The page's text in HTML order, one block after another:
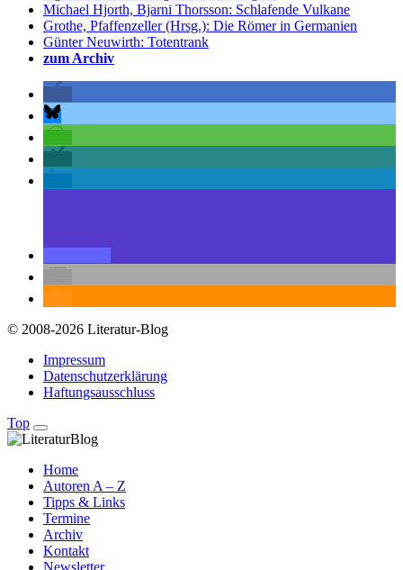
Michael Hjorth, Bjarni Thorsson: Schlafende Vulkane
Grothe, Pfaffenzeller (Hrsg.): Die Römer in Germanien
Günter Neuwirth: Totentrank
zum Archiv
© 2008-2026 Literatur-Blog
Impressum
Datenschutzerklärung
Haftungsausschluss
Top
Home
Autoren A – Z
Tipps & Links
Termine
Archiv
Kontakt